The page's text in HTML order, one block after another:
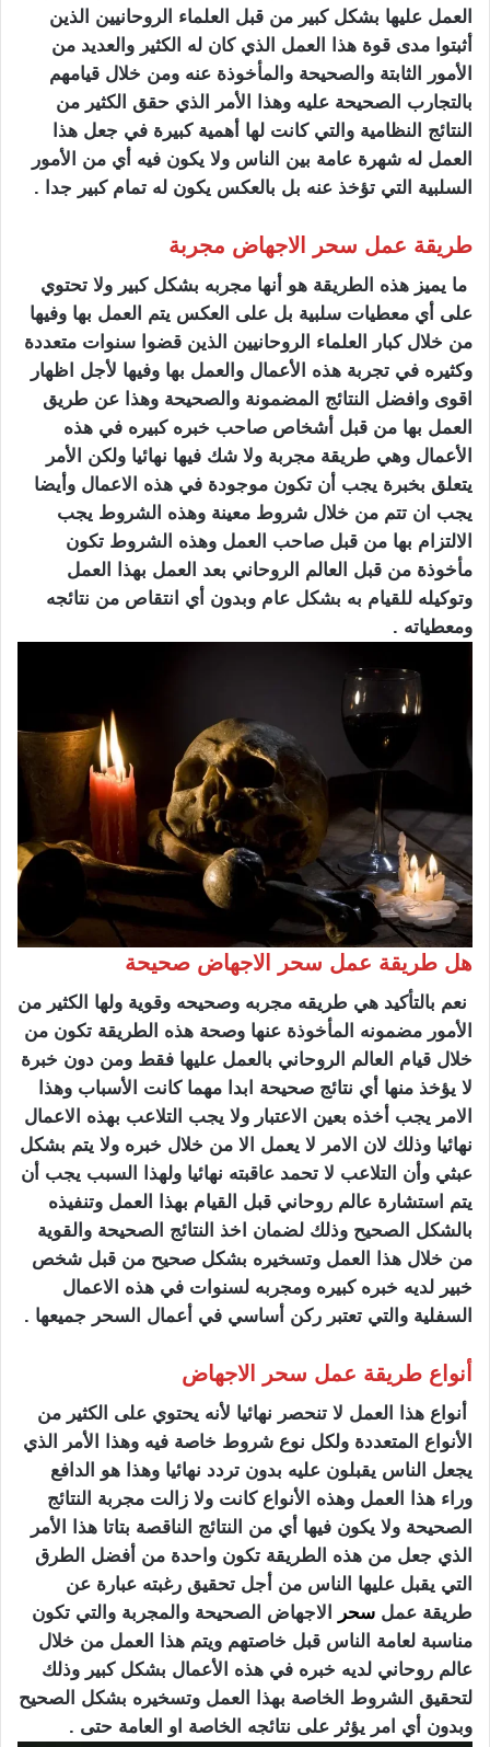
العمل عليها بشكل كبير من قبل العلماء الروحانيين الذين
أثبتوا مدى قوة هذا العمل الذي كان له الكثير والعديد من
الأمور الثابتة والصحيحة والمأخوذة عنه ومن خلال قيامهم
بالتجارب الصحيحة عليه وهذا الأمر الذي حقق الكثير من
النتائج النظامية والتي كانت لها أهمية كبيرة في جعل هذا
العمل له شهرة عامة بين الناس ولا يكون فيه أي من الأمور
السلبية التي تؤخذ عنه بل بالعكس يكون له تمام كبير جدا .
طريقة عمل سحر الاجهاض مجربة
ما يميز هذه الطريقة هو أنها مجربه بشكل كبير ولا تحتوي
على أي معطيات سلبية بل على العكس يتم العمل بها وفيها
من خلال كبار العلماء الروحانيين الذين قضوا سنوات متعددة
وكثيره في تجربة هذه الأعمال والعمل بها وفيها لأجل اظهار
اقوى وافضل النتائج المضمونة والصحيحة وهذا عن طريق
العمل بها من قبل أشخاص صاحب خبره كبيره في هذه
الأعمال وهي طريقة مجربة ولا شك فيها نهائيا ولكن الأمر
يتعلق بخبرة يجب أن تكون موجودة في هذه الاعمال وأيضا
يجب ان تتم من خلال شروط معينة وهذه الشروط يجب
الالتزام بها من قبل صاحب العمل وهذه الشروط تكون
مأخوذة من قبل العالم الروحاني بعد العمل بهذا العمل
وتوكيله للقيام به بشكل عام وبدون أي انتقاص من نتائجه
ومعطياته .
هل طريقة عمل سحر الاجهاض صحيحة
نعم بالتأكيد هي طريقه مجربه وصحيحه وقوية ولها الكثير من
الأمور مضمونه المأخوذة عنها وصحة هذه الطريقة تكون من
خلال قيام العالم الروحاني بالعمل عليها فقط ومن دون خبرة
لا يؤخذ منها أي نتائج صحيحة ابدا مهما كانت الأسباب وهذا
الامر يجب أخذه بعين الاعتبار ولا يجب التلاعب بهذه الاعمال
نهائيا وذلك لان الامر لا يعمل الا من خلال خبره ولا يتم بشكل
عبثي وأن التلاعب لا تحمد عاقبته نهائيا ولهذا السبب يجب أن
يتم استشارة عالم روحاني قبل القيام بهذا العمل وتنفيذه
بالشكل الصحيح وذلك لضمان اخذ النتائج الصحيحة والقوية
من خلال هذا العمل وتسخيره بشكل صحيح من قبل شخص
خبير لديه خبره كبيره ومجربه لسنوات في هذه الاعمال
السفلية والتي تعتبر ركن أساسي في أعمال السحر جميعها .
أنواع طريقة عمل سحر الاجهاض
أنواع هذا العمل لا تنحصر نهائيا لأنه يحتوي على الكثير من
الأنواع المتعددة ولكل نوع شروط خاصة فيه وهذا الأمر الذي
يجعل الناس يقبلون عليه بدون تردد نهائيا وهذا هو الدافع
وراء هذا العمل وهذه الأنواع كانت ولا زالت مجربة النتائج
الصحيحة ولا يكون فيها أي من النتائج الناقصة بتاتا هذا الأمر
الذي جعل من هذه الطريقة تكون واحدة من أفضل الطرق
التي يقبل عليها الناس من أجل تحقيق رغبته عبارة عن
طريقة عمل سحر
الاجهاض الصحيحة والمجربة والتي تكون
مناسبة لعامة الناس قبل خاصتهم ويتم هذا العمل من خلال
عالم روحاني لديه خبره في هذه الأعمال بشكل كبير وذلك
لتحقيق الشروط الخاصة بهذا العمل وتسخيره بشكل الصحيح
وبدون أي امر يؤثر على نتائجه الخاصة او العامة حتى .